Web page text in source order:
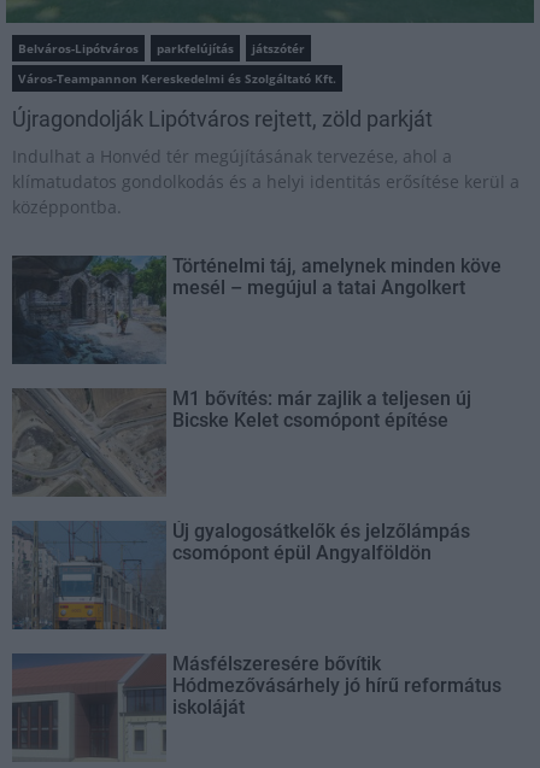
Belváros-Lipótváros parkfelújítás
játszótér
Város-Teampannon Kereskedelmi és Szolgáltató Kft.
Újragondolják Lipótváros rejtett, zöld parkját
Indulhat a Honvéd tér megújításának tervezése, ahol a
klímatudatos gondolkodás és a helyi identitás erősítése kerül a
középpontba.
Történelmi táj, amelynek minden köve
mesél – megújul a tatai Angolkert
M1 bővítés: már zajlik a teljesen új
Bicske Kelet csomópont építése
Új gyalogosátkelők és jelzőlámpás
csomópont épül Angyalföldön
Másfélszeresére bővítik
Hódmezővásárhely jó hírű református
iskoláját